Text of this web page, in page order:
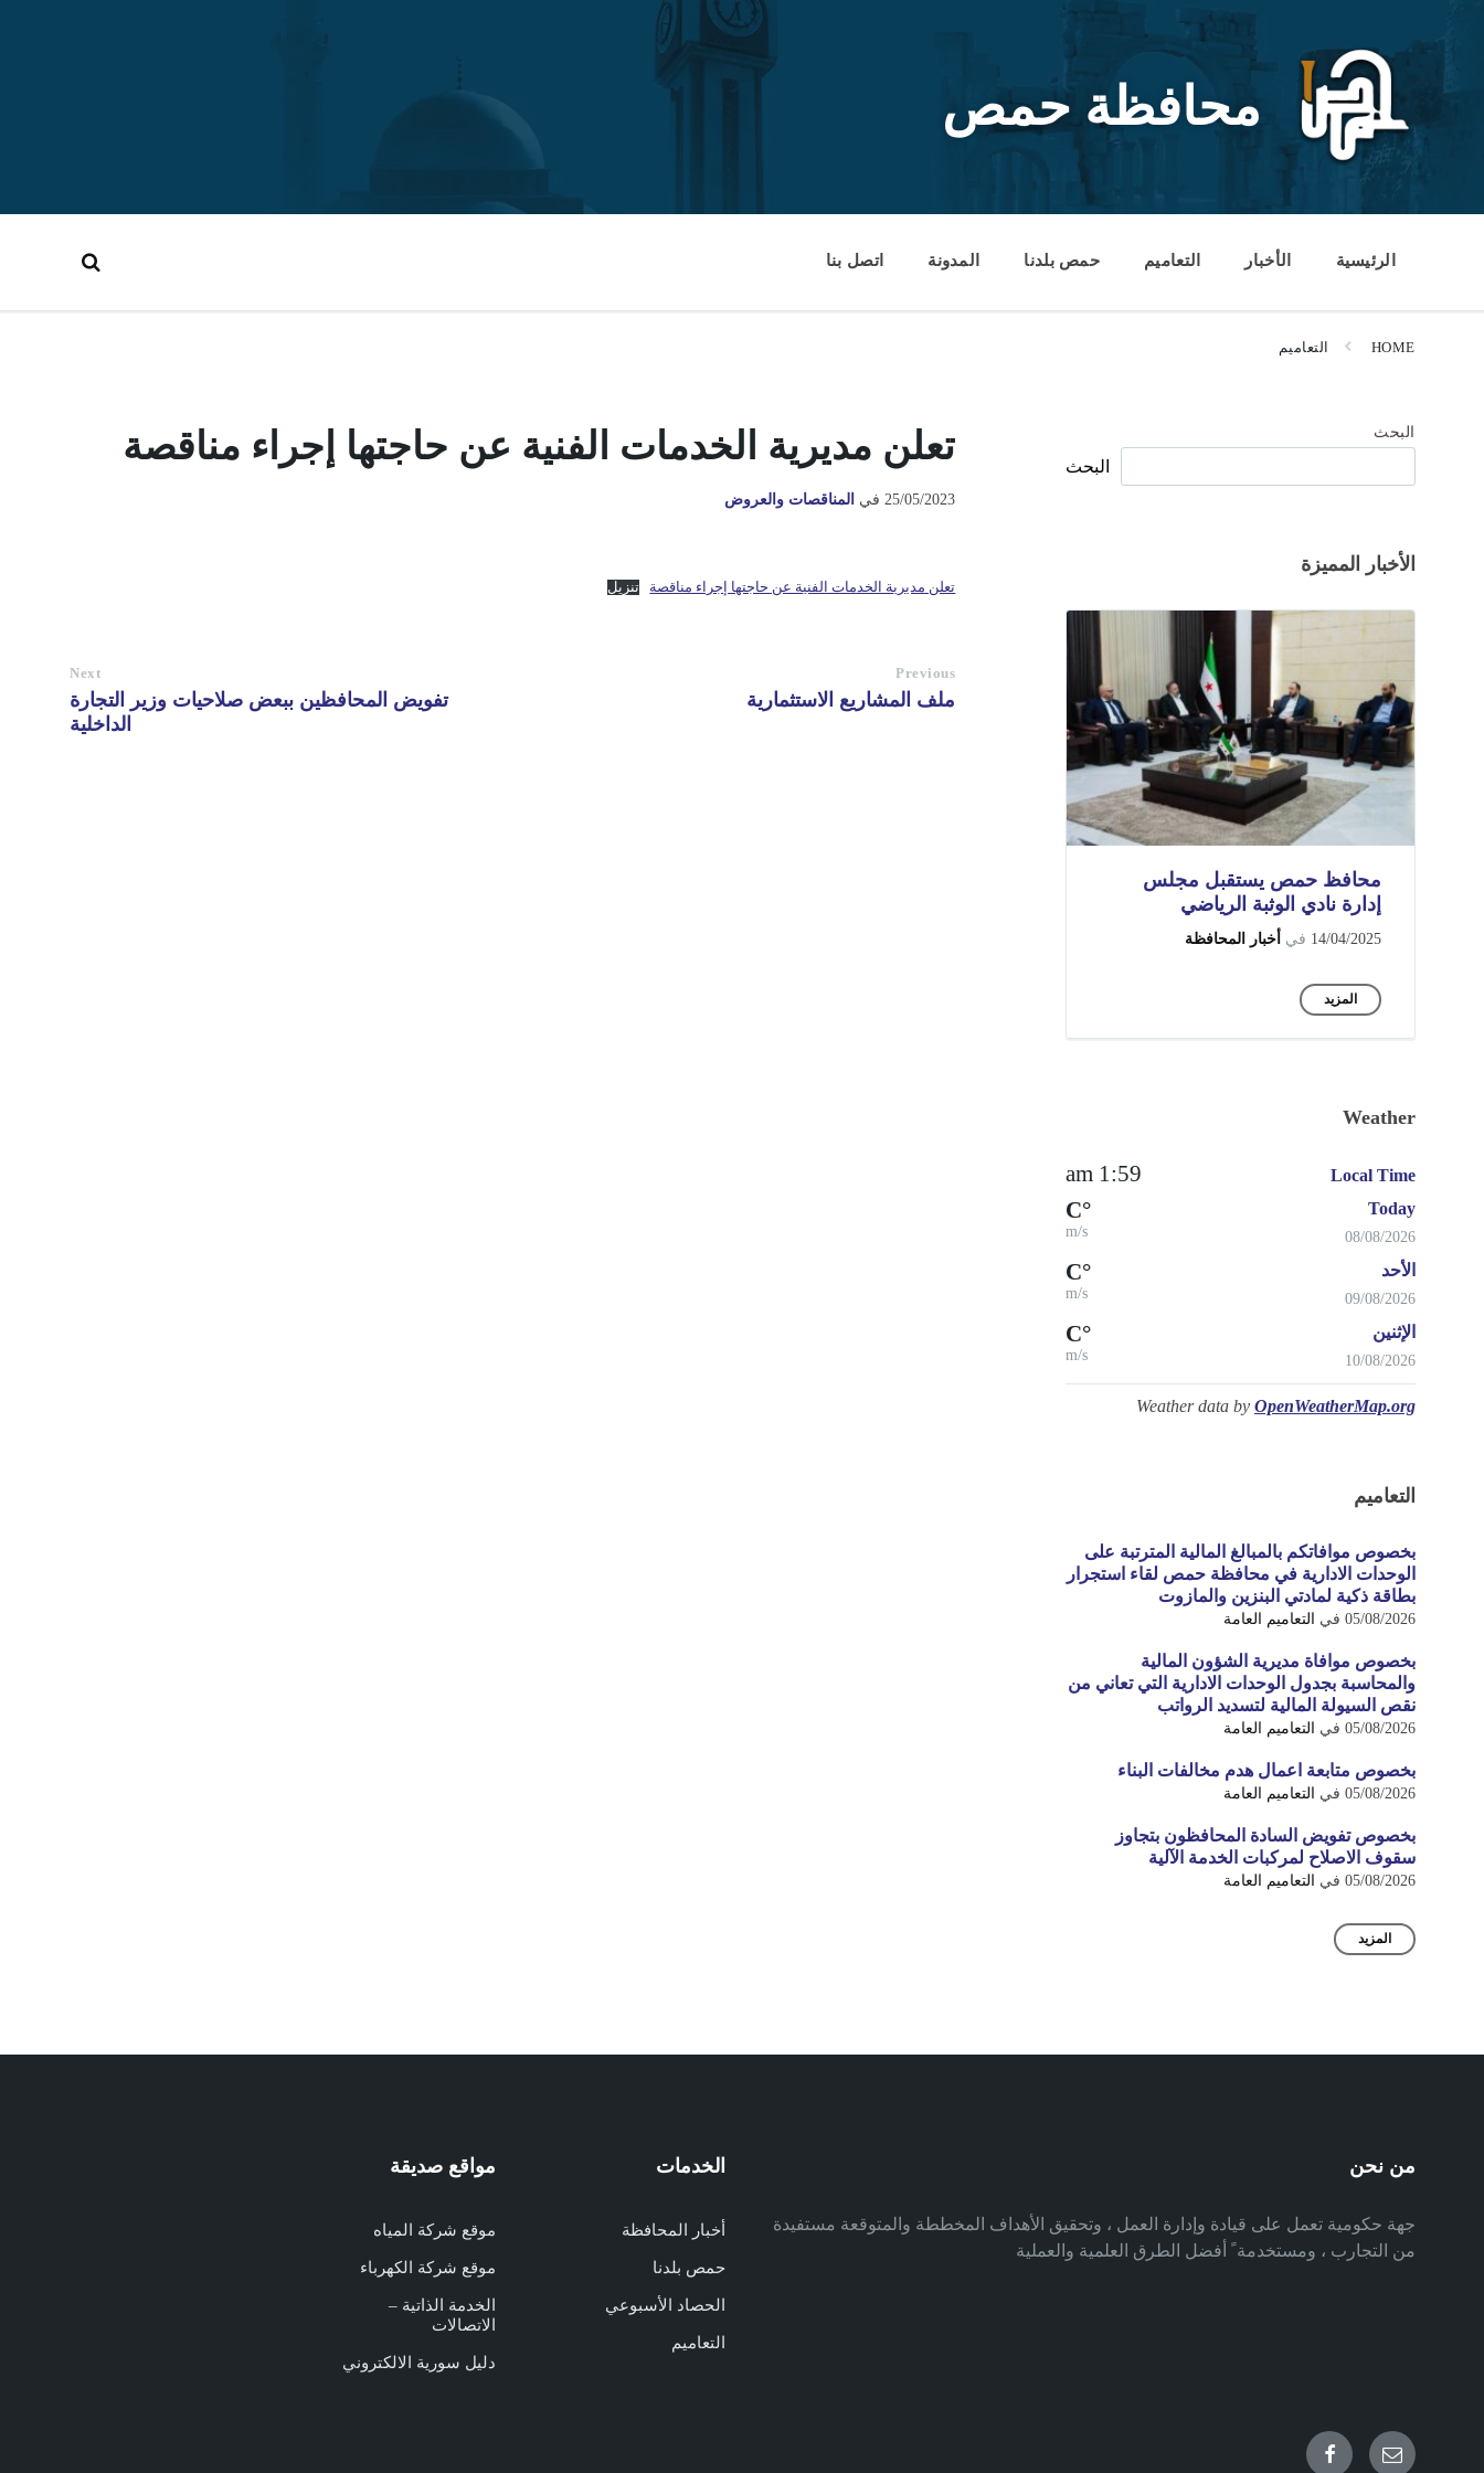
content
محافظة حمص
الرئيسية الأخبار التعاميم حمص بلدنا المدونة اتصل بنا
HOME التعاميم
تعلن مديرية الخدمات الفنية عن حاجتها إجراء مناقصة
25/05/2023 في المناقصات والعروض
تعلن مديرية الخدمات الفنية عن حاجتها إجراء مناقصة تنزيل
Previous
ملف المشاريع الاستثمارية
Next
تفويض المحافظين ببعض صلاحيات وزير التجارة
الداخلية
البحث
البحث
الأخبار المميزة
محافظ حمص يستقبل مجلس
إدارة نادي الوثبة الرياضي
14/04/2025 في أخبار المحافظة
المزيد
Weather
Local Time
1:59 am
Today
08/08/2026
°C
m/s
الأحد
09/08/2026
°C
m/s
الإثنين
10/08/2026
°C
m/s
Weather data by OpenWeatherMap.org
التعاميم
بخصوص موافاتكم بالمبالغ المالية المترتبة على
الوحدات الادارية في محافظة حمص لقاء استجرار
بطاقة ذكية لمادتي البنزين والمازوت
05/08/2026 في التعاميم العامة
بخصوص موافاة مديرية الشؤون المالية
والمحاسبة بجدول الوحدات الادارية التي تعاني من
نقص السيولة المالية لتسديد الرواتب
05/08/2026 في التعاميم العامة
بخصوص متابعة اعمال هدم مخالفات البناء
05/08/2026 في التعاميم العامة
بخصوص تفويض السادة المحافظون بتجاوز
سقوف الاصلاح لمركبات الخدمة الآلية
05/08/2026 في التعاميم العامة
المزيد
من نحن
جهة حكومية تعمل على قيادة وإدارة العمل ، وتحقيق الأهداف المخططة والمتوقعة مستفيدة
من التجارب ، ومستخدمة ً أفضل الطرق العلمية والعملية
الخدمات
أخبار المحافظة
حمص بلدنا
الحصاد الأسبوعي
التعاميم
مواقع صديقة
موقع شركة المياه
موقع شركة الكهرباء
الخدمة الذاتية –
الاتصالات
دليل سورية الالكتروني
Email
Facebook